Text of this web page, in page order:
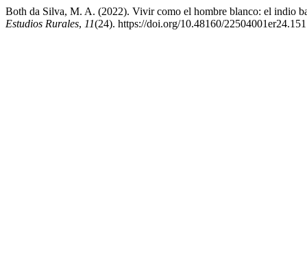
Both da Silva, M. A. (2022). Vivir como el hombre blanco: el indio
Estudios Rurales, 11(24). https://doi.org/10.48160/22504001er24.151